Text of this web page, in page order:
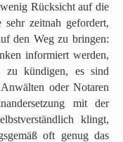
Rücksicht auf die
zeitnah gefordert,
den Weg zu bringen:
informiert werden,
zu kündigen, es sind
oder Notaren
mit der
klingt,
oft genug das